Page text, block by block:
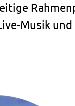
Musik